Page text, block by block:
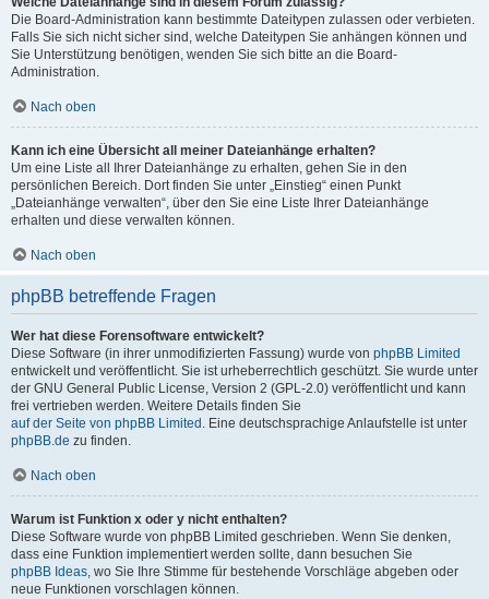
Die Board-Administration kann bestimmte Dateitypen zulassen oder verbieten.
Falls Sie sich nicht sicher sind, welche Dateitypen Sie anhängen können und
Sie Unterstützung benötigen, wenden Sie sich bitte an die Board-
Administration.
Nach oben
Kann ich eine Übersicht all meiner Dateianhänge erhalten?
Um eine Liste all Ihrer Dateianhänge zu erhalten, gehen Sie in den
persönlichen Bereich. Dort finden Sie unter „Einstieg“ einen Punkt
„Dateianhänge verwalten“, über den Sie eine Liste Ihrer Dateianhänge
erhalten und diese verwalten können.
Nach oben
phpBB betreffende Fragen
Wer hat diese Forensoftware entwickelt?
Diese Software (in ihrer unmodifizierten Fassung) wurde von phpBB Limited
entwickelt und veröffentlicht. Sie ist urheberrechtlich geschützt. Sie wurde unter
der GNU General Public License, Version 2 (GPL-2.0) veröffentlicht und kann
frei vertrieben werden. Weitere Details finden Sie
auf der Seite von phpBB Limited . Eine deutschsprachige Anlaufstelle ist unter
phpBB.de zu finden.
Nach oben
Warum ist Funktion x oder y nicht enthalten?
Diese Software wurde von phpBB Limited geschrieben. Wenn Sie denken,
dass eine Funktion implementiert werden sollte, dann besuchen Sie
phpBB Ideas, wo Sie Ihre Stimme für bestehende Vorschläge abgeben oder
neue Funktionen vorschlagen können.